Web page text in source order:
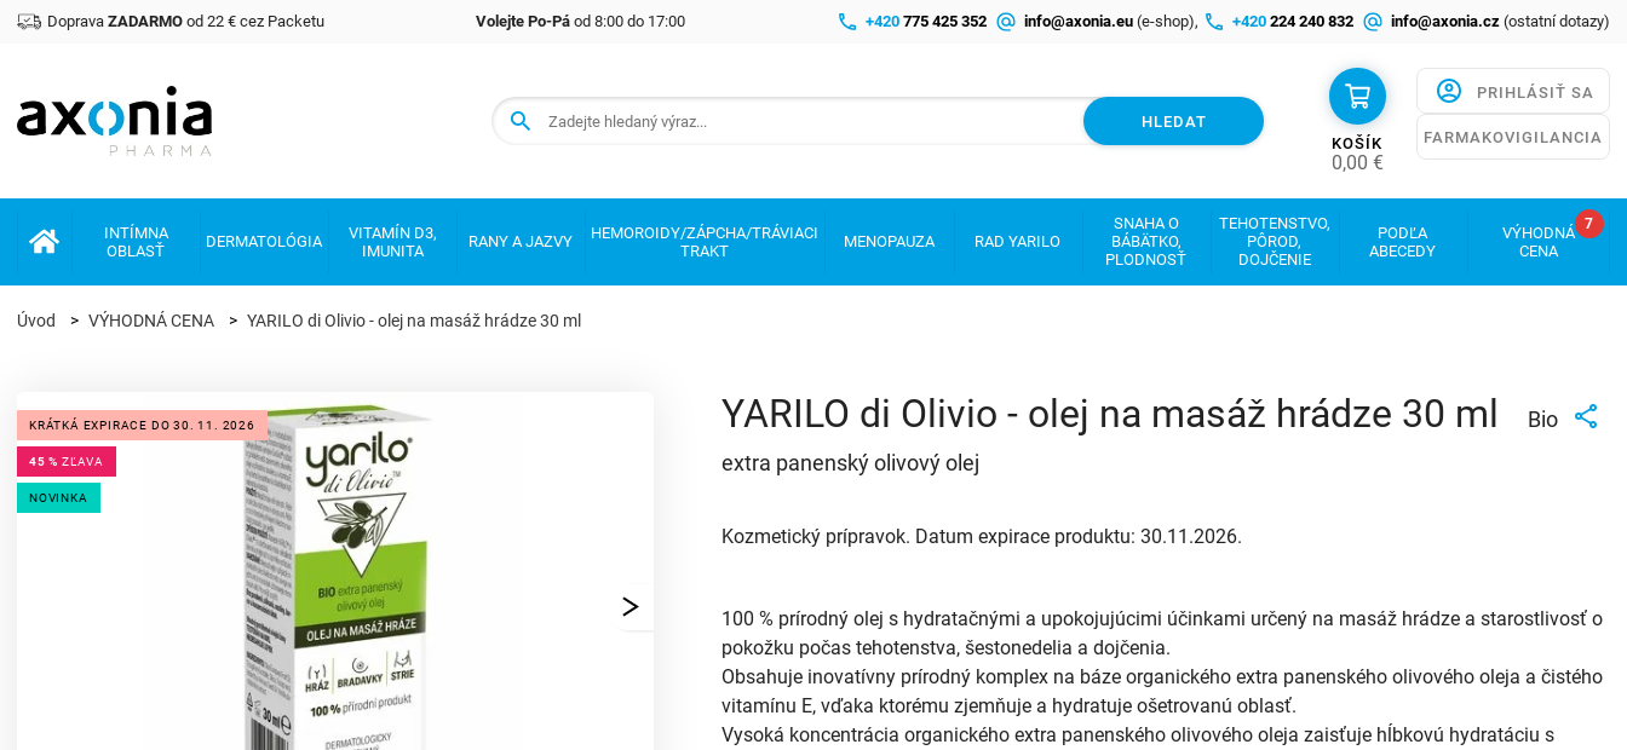
Doprava ZADARMO od 22 € cez Packetu Volejte Po-Pá od 8:00 do 17:00 +420 775 425 352 info@axonia.eu (e-shop), +420 224 240 832 info@axonia.cz (ostatní dotazy)
HLEDAT
KOŠÍK
0,00 €
PRIHLÁSIŤ SA
FARMAKOVIGILANCIA
INTÍMNA
OBLASŤ
DERMATOLÓGIA
VITAMÍN D3,
IMUNITA
RANY A JAZVY
HEMOROIDY/ZÁPCHA/TRÁVIACI
TRAKT
MENOPAUZA RAD YARILO
SNAHA O
BÁBÄTKO,
PLODNOSŤ
TEHOTENSTVO,
PÔROD,
DOJČENIE
PODĽA
ABECEDY
VÝHODNÁ
CENA
7
Úvod VÝHODNÁ CENA YARILO di Olivio - olej na masáž hrádze 30 ml
YARILO di Olivio - olej na masáž hrádze 30 ml
Bio
extra panenský olivový olej
KRÁTKÁ EXPIRACE DO 30. 11. 2026
45 % ZĽAVA
NOVINKA
Kozmetický prípravok. Datum expirace produktu: 30.11.2026.
100 % prírodný olej s hydratačnými a upokojujúcimi účinkami určený na masáž hrádze a starostlivosť o
pokožku počas tehotenstva, šestonedelia a dojčenia.
Obsahuje inovatívny prírodný komplex na báze organického extra panenského olivového oleja a čistého
vitamínu E, vďaka ktorému zjemňuje a hydratuje ošetrovanú oblasť.
Vysoká koncentrácia organického extra panenského olivového oleja zaisťuje hĺbkovú hydratáciu s